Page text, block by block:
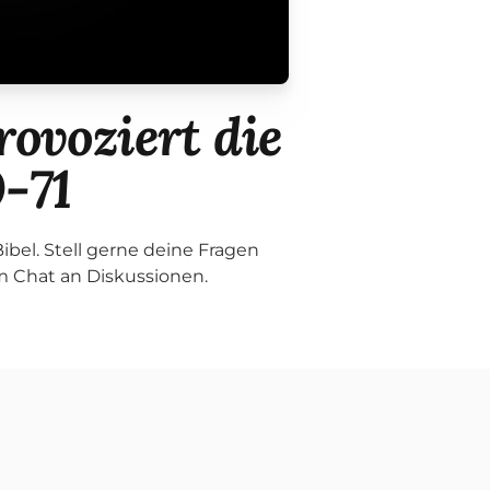
die
71
Stell gerne deine Fragen
Chat an Diskussionen.